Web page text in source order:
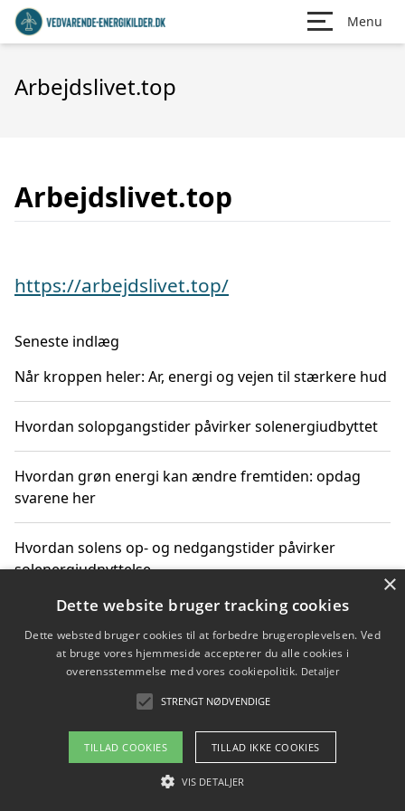
Menu
Arbejdslivet.top
Arbejdslivet.top
https://arbejdslivet.top/
Seneste indlæg
Når kroppen heler: Ar, energi og vejen til stærkere hud
Hvordan solopgangstider påvirker solenergiudbyttet
Hvordan grøn energi kan ændre fremtiden: opdag
svarene her
Hvordan solens op- og nedgangstider påvirker
solenergiudnyttelse
Hvordan du får svar på energispørgsmål om
vedvarende energikilder
Om / kontakt
Blog Betingelser
×
Dette website bruger tracking cookies
Dette websted bruger cookies til at forbedre brugeroplevelsen. Ved
at bruge vores hjemmeside accepterer du alle cookies i
overensstemmelse med vores cookiepolitik. Detaljer
STRENGT NØDVENDIGE
TILLAD COOKIES TILLAD IKKE COOKIES
VIS DETALJER